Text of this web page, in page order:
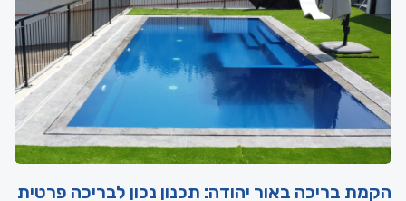
הקמת בריכה באור יהודה: תכנון נכון לבריכה פרטית